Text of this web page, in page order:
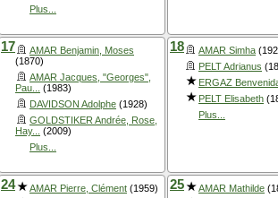
Plus...
17
AMAR Benjamin, Moses
(1870)
AMAR Jacques, "Georges",
Pau...
(1983)
DAVIDSON Adolphe (1928)
GOLDSTIKER Andrée, Rose,
Hay...
(2009)
Plus...
18 AMAR Simha
PELT Adrianus
ERGAZ
PELT Elisabeth
Plus...
24 AMAR Pierre, Clément (1959)
25 AMAR Mathilde